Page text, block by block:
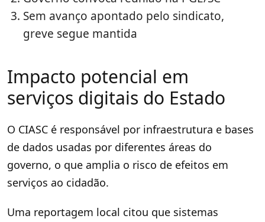
Sem avanço apontado pelo sindicato,
greve segue mantida
Impacto potencial em
serviços digitais do Estado
O CIASC é responsável por infraestrutura e bases
de dados usadas por diferentes áreas do
governo, o que amplia o risco de efeitos em
serviços ao cidadão.
Uma reportagem local citou que sistemas